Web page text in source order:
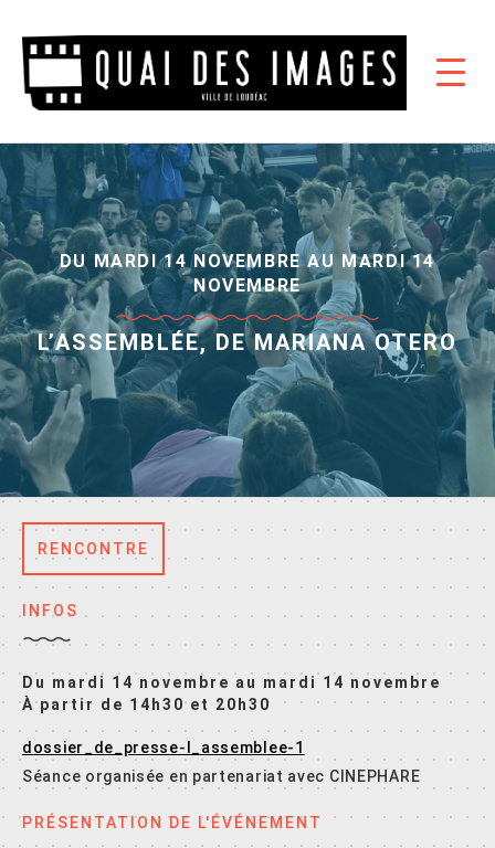
DU MARDI 14 NOVEMBRE AU MARDI 14
NOVEMBRE
L’ASSEMBLÉE, DE MARIANA OTERO
RENCONTRE
INFOS
Du mardi 14 novembre au mardi 14 novembre
À partir de 14h30 et 20h30
dossier_de_presse-l_assemblee-1
Séance organisée en partenariat avec CINEPHARE
PRÉSENTATION DE L'ÉVÉNEMENT